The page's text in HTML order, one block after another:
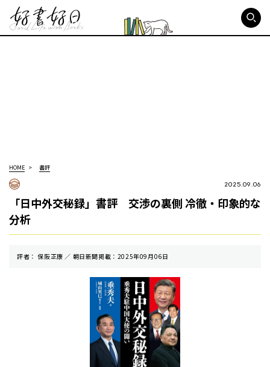
HOME 書評
2025.09.06
「日中外交秘録」書評 交渉の裏側 冷徹・印象的な
分析
評者： 保阪正康 ／ 朝⽇新聞掲載：2025年09月06日